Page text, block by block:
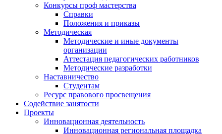
Конкурсы проф мастерства
Справки
Положения и приказы
Методическая
Методические и иные документы
организации
Аттестация педагогических работников
Методические разработки
Наставничество
Студентам
Ресурс правового просвещения
Содействие занятости
Проекты
Инновационная деятельность
Инновационная региональная площадка